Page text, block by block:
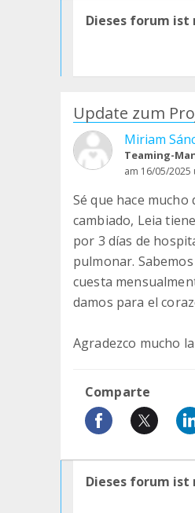
Dieses forum ist
Update zum
Miriam
Teaming-
am 16/05/2025
Sé que hace
cambiado, Leia
por 3 días de
pulmonar.
cuesta
damos para el
Agradezco mucho
Comparte
Dieses forum ist